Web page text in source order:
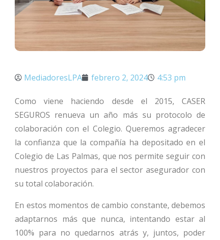
MediadoresLPA febrero 2, 2024 4:53 pm
Como viene haciendo desde el 2015, CASER
SEGUROS renueva un año más su protocolo de
colaboración con el Colegio. Queremos agradecer
la confianza que la compañía ha depositado en el
Colegio de Las Palmas, que nos permite seguir con
nuestros proyectos para el sector asegurador con
su total colaboración.
En estos momentos de cambio constante, debemos
adaptarnos más que nunca, intentando estar al
100% para no quedarnos atrás y, juntos, poder